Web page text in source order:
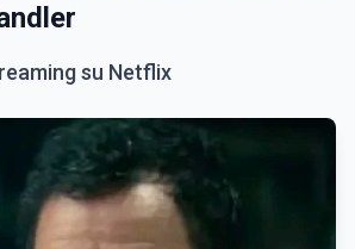
su Netflix